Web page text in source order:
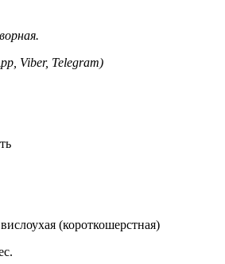
Viber, Telegram)
(короткошерстная)